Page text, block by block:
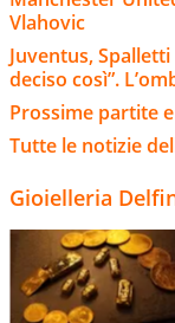
Vlahovic
Juventus,
deciso così”.
Prossime partite
Tutte le notizie
Gioielleria